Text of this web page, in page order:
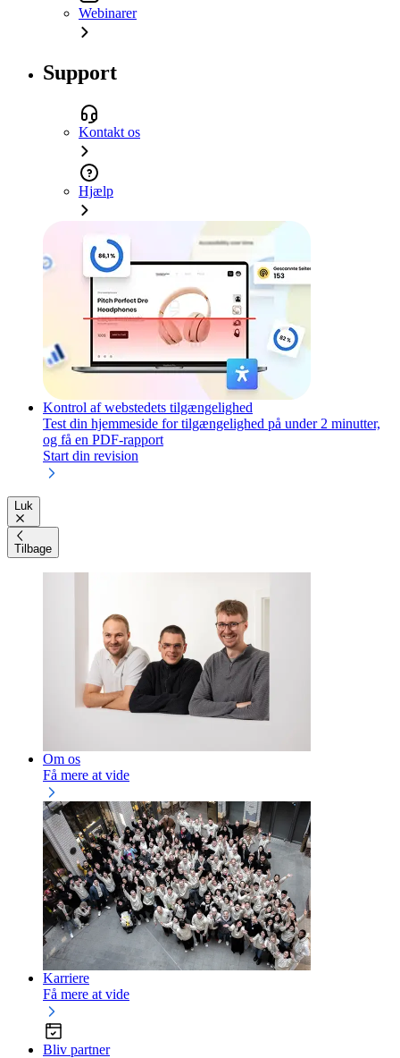
Webinarer
Support
Kontakt os
Hjælp
Kontrol af webstedets tilgængelighed
Test din hjemmeside for tilgængelighed på under 2 minutter,
og få en PDF-rapport
Start din revision
Luk
Tilbage
Om os
Få mere at vide
Karriere
Få mere at vide
Bliv partner